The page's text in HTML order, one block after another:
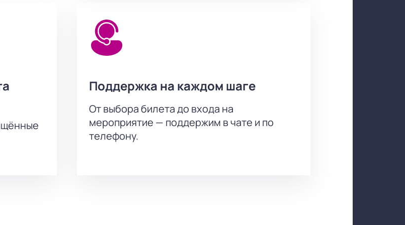
Поддержка на каждом шаге
От выбора билета до входа на
мероприятие — поддержим в чате и по
телефону.